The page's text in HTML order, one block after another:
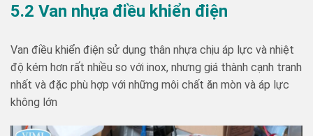
5.2 Van nhựa điều khiển điện
Van điều khiển điện sử dụng thân nhựa chịu áp lực và nhiệt
độ kém hơn rất nhiều so với inox, nhưng giá thành cạnh tranh
nhất và đặc phù hợp với những môi chất ăn mòn và áp lực
không lớn